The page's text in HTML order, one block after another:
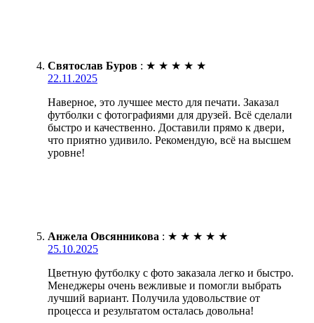
Святослав Буров : ★ ★ ★ ★ ★
22.11.2025
Наверное, это лучшее место для печати. Заказал
футболки с фотографиями для друзей. Всё сделали
быстро и качественно. Доставили прямо к двери,
что приятно удивило. Рекомендую, всё на высшем
уровне!
Анжела Овсянникова : ★ ★ ★ ★ ★
25.10.2025
Цветную футболку с фото заказала легко и быстро.
Менеджеры очень вежливые и помогли выбрать
лучший вариант. Получила удовольствие от
процесса и результатом осталась довольна!